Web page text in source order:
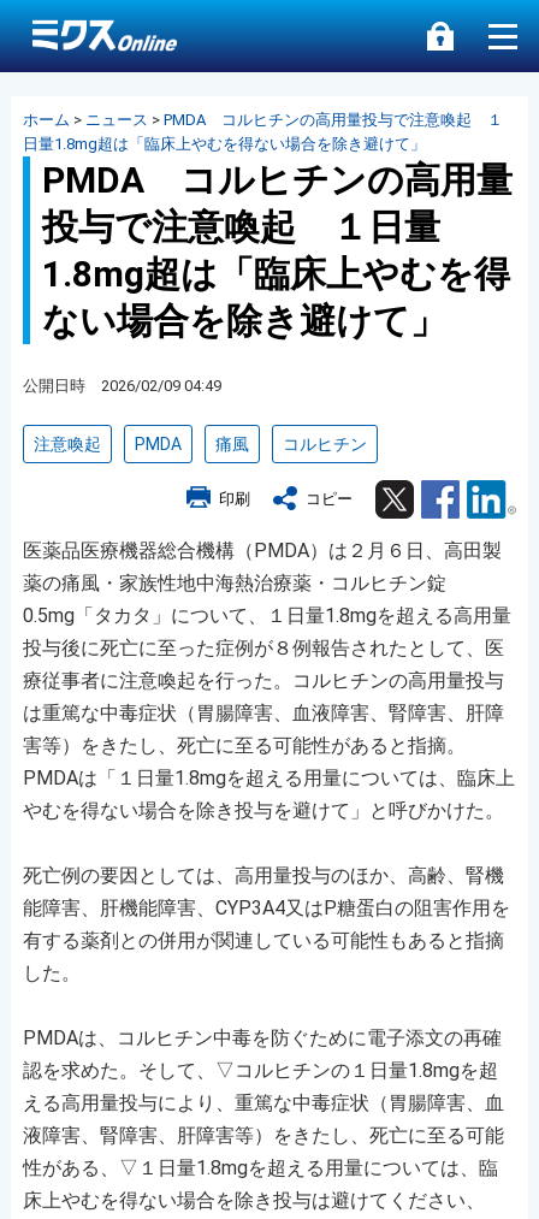
ホーム > ニュース > PMDA コルヒチンの高用量投与で注意喚起 １
日量1.8mg超は「臨床上やむを得ない場合を除き避けて」
PMDA コルヒチンの高用量
投与で注意喚起 １日量
1.8mg超は「臨床上やむを得
ない場合を除き避けて」
公開日時 2026/02/09 04:49
注意喚起 PMDA 痛風 コルヒチン
印刷 コピー Twitter Facebook
医薬品医療機器総合機構（PMDA）は２月６日、高田製
薬の痛風・家族性地中海熱治療薬・コルヒチン錠
0.5mg「タカタ」について、１日量1.8mgを超える高用量
投与後に死亡に至った症例が８例報告されたとして、医
療従事者に注意喚起を行った。コルヒチンの高用量投与
は重篤な中毒症状（胃腸障害、血液障害、腎障害、肝障
害等）をきたし、死亡に至る可能性があると指摘。
PMDAは「１日量1.8mgを超える用量については、臨床上
やむを得ない場合を除き投与を避けて」と呼びかけた。
死亡例の要因としては、高用量投与のほか、高齢、腎機
能障害、肝機能障害、CYP3A4又はP糖蛋白の阻害作用を
有する薬剤との併用が関連している可能性もあると指摘
した。
PMDAは、コルヒチン中毒を防ぐために電子添文の再確
認を求めた。そして、▽コルヒチンの１日量1.8mgを超
える高用量投与により、重篤な中毒症状（胃腸障害、血
液障害、腎障害、肝障害等）をきたし、死亡に至る可能
性がある、▽１日量1.8mgを超える用量については、臨
床上やむを得ない場合を除き投与は避けてください、